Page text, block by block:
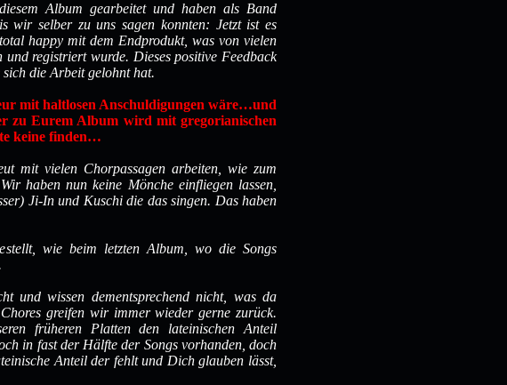
Album gearbeitet und haben als Band
wir selber zu uns sagen konnten: Jetzt ist es
happy mit dem Endprodukt, was von vielen
registriert wurde. Dieses positive Feedback
die Arbeit gelohnt hat.
mit haltlosen Anschuldigungen wäre…und
zu Eurem Album wird mit gregorianischen
keine finden…
mit vielen Chorpassagen arbeiten, wie zum
haben nun keine Mönche einfliegen lassen,
Ji-In und Kuschi die das singen. Das haben
wie beim letzten Album, wo die Songs
und wissen dementsprechend nicht, was da
greifen wir immer wieder gerne zurück.
früheren Platten den lateinischen Anteil
in fast der Hälfte der Songs vorhanden, doch
Anteil der fehlt und Dich glauben lässt,